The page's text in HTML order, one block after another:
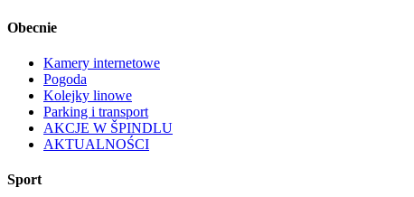
Obecnie
Kamery internetowe
Pogoda
Kolejky linowe
Parking i transport
AKCJE W ŠPINDLU
AKTUALNOŚCI
Sport